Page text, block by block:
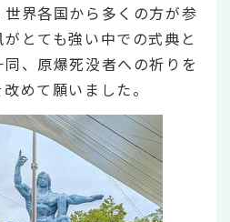
界各国から多くの方が参
とても強い中での式典と
、原爆死没者への祈りを
めて願いました。